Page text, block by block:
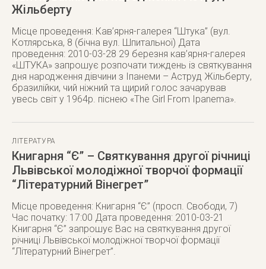
Жільберту
Місце проведення: Кав’ярня-галерея “Штука” (вул.
Котлярська, 8 (бічна вул. Шпитальної) Дата
проведення: 2010-03-28 29 березня кав’ярня-галерея
«ШТУКА» запрошує розпочати тиждень із святкування
дня народження дівчини з Іпанеми – Аструд Жільберту,
бразилійки, чий ніжний та щирий голос зачарував
увесь світ у 1964р. піснею «The Girl From Ipanema».
ЛІТЕРАТУРА
Книгарня “Є” – Святкування другої річниці
Львівської молодіжної творчої формації
“Літературний Вінегрет”
Місце проведення: Книгарня “Є” (просп. Свободи, 7)
Час початку: 17:00 Дата проведення: 2010-03-21
Книгарня “Є” запрошує Вас на святкування другої
річниці Львівської молодіжної творчої формації
“Літературний Вінегрет”.